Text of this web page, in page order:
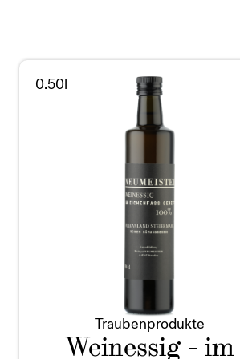
0.50l
Traubenprodukte
Weinessig - im